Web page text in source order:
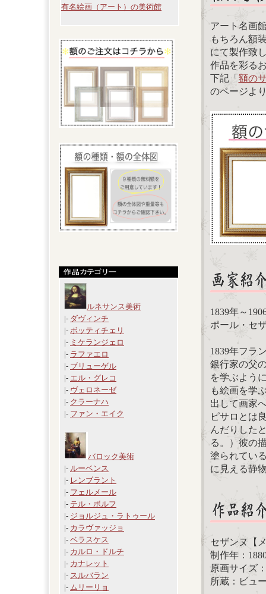
有名絵画（アート）の美術館
ルネサンス美術
|- ダヴィンチ
|- ボッティチェリ
|- ミケランジェロ
|- ラファエロ
|- ブリューゲル
|- エル・グレコ
|- ヴェロネーゼ
|- クラーナハ
|- ファン・エイク
バロック美術
|- ルーベンス
|- レンブラント
|- フェルメール
|- テル・ボルフ
|- ジョルジュ・ラトゥール
|- カラヴァッジョ
|- ベラスケス
|- カルロ・ドルチ
|- カナレット
|- スルバラン
|- ムリーリョ
アート名画
もちろん額
にて製作致
作品を彩る
下記「額の
のページよ
1839年～
ポール・セ
1839年フラ
銀行家の父
を学ぶよう
も絵画を学
出して画家
ピサロとは
んだりした
る。）彼の
塗られてい
に見える静
セザンヌ【
制作年：
原画サイズ
所蔵：ビュ